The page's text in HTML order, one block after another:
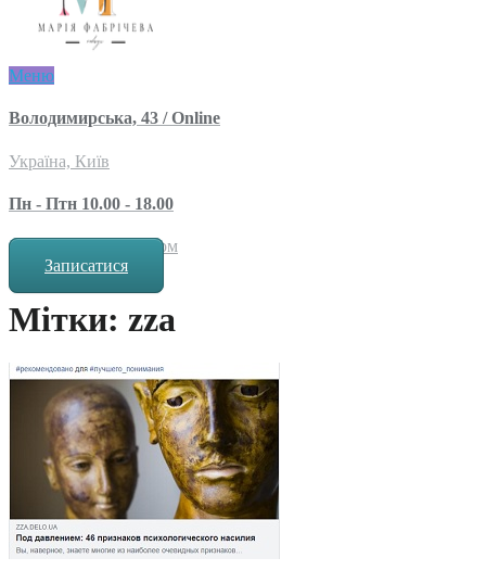
Меню
Володимирська, 43 / Online
Україна, Київ
Пн - Птн 10.00 - 18.00
за попереднім записом
Записатися
Мітки: zza